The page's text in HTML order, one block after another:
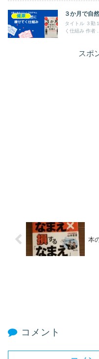
健康 ３か月で自
タイトル ３勤
く仕組み 作者 ...
スポ
本
コメント